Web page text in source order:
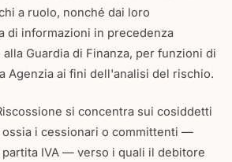
a ruolo, nonché dai loro
di informazioni in precedenza
Guardia di Finanza, per funzioni di
Agenzia ai fini dell'analisi del rischio.
si concentra sui cosiddetti
i cessionari o committenti —
IVA — verso i quali il debitore